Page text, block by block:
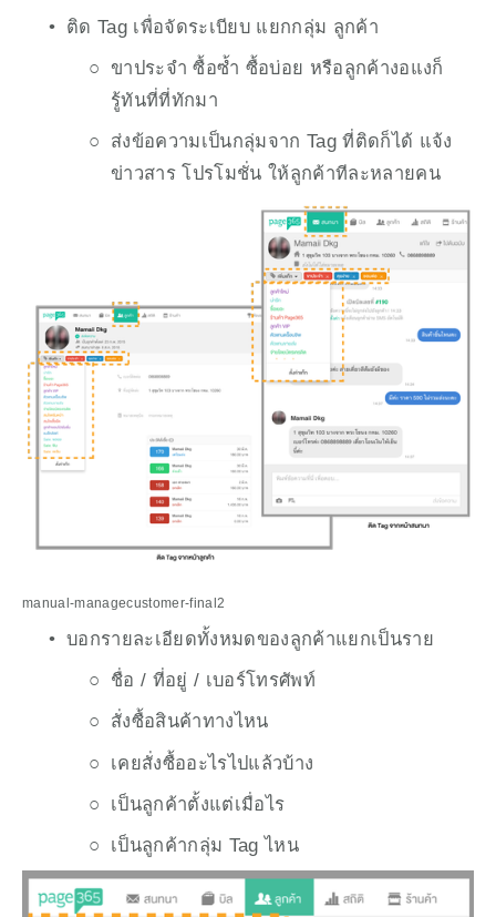
ติด Tag เพื่อจัดระเบียบ แยกกลุ่ม ลูกค้า
ขาประจำ ซื้อซ้ำ ซื้อบ่อย หรือลูกค้างอแงก็
รู้ทันที่ที่ทักมา
ส่งข้อความเป็นกลุ่มจาก Tag ที่ติดก็ได้ แจ้ง
ข่าวสาร โปรโมชั่น ให้ลูกค้าทีละหลายคน
manual-managecustomer-final2
บอกรายละเอียดทั้งหมดของลูกค้าแยกเป็นราย
ชื่อ / ที่อยู่ / เบอร์โทรศัพท์
สั่งซื้อสินค้าทางไหน
เคยสั่งซื้ออะไรไปแล้วบ้าง
เป็นลูกค้าตั้งแต่เมื่อไร
เป็นลูกค้ากลุ่ม Tag ไหน